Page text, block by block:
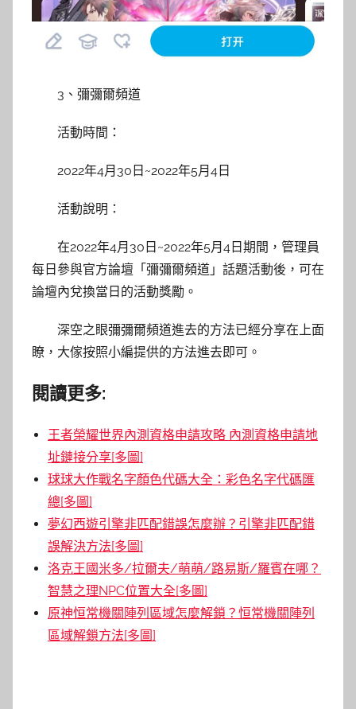
3、彌彌爾頻道
活動時間：
2022年4月30日~2022年5月4日
活動說明：
在2022年4月30日~2022年5月4日期間，管理員
每日參與官方論壇「彌彌爾頻道」話題活動後，可在
論壇內兌換當日的活動獎勵。
深空之眼彌彌爾頻道進去的方法已經分享在上面
瞭，大傢按照小編提供的方法進去即可。
閱讀更多:
王者榮耀世界內測資格申請攻略 內測資格申請地
址鏈接分享[多圖]
球球大作戰名字顏色代碼大全：彩色名字代碼匯
總[多圖]
夢幻西遊引擎非匹配錯誤怎麼辦？引擎非匹配錯
誤解決方法[多圖]
洛克王國米多/拉爾夫/萌萌/路易斯/羅賓在哪？
智慧之理NPC位置大全[多圖]
原神恒常機關陣列區域怎麼解鎖？恒常機關陣列
區域解鎖方法[多圖]